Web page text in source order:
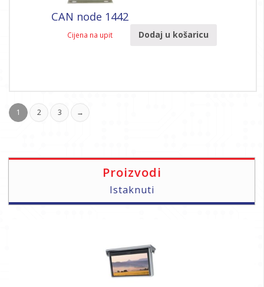
CAN node 1442
Cijena na upit Dodaj u košaricu
1 2 3 →
Proizvodi
Istaknuti